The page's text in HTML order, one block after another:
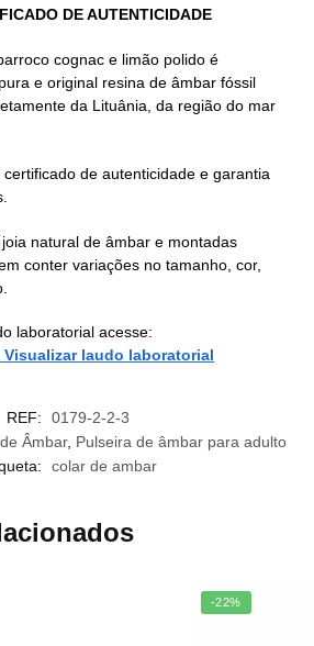
DE AUTENTICIDADE
cognac e limão polido é
e original resina de âmbar fóssil
da Lituânia, da região do mar
de autenticidade e garantia
natural de âmbar e montadas
conter variações no tamanho, cor,
laboratorial acesse:
Visualizar laudo laboratorial
REF:
0179-2-2-3
Âmbar, Pulseira de âmbar para adulto
colar de ambar
-22%